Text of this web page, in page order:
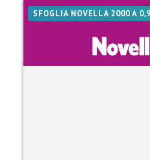
SFOGLIA NOVELLA 2000 A